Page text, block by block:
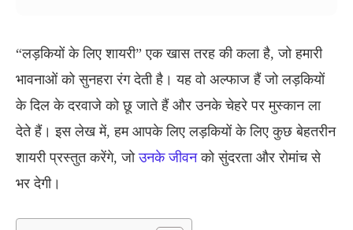
“लड़कियों के लिए शायरी” एक खास तरह की कला है, जो हमारी
भावनाओं को सुनहरा रंग देती है। यह वो अल्फाज हैं जो लड़कियों
के दिल के दरवाजे को छू जाते हैं और उनके चेहरे पर मुस्कान ला
देते हैं। इस लेख में, हम आपके लिए लड़कियों के लिए कुछ बेहतरीन
शायरी प्रस्तुत करेंगे, जोउनके जीवनको सुंदरता और रोमांच से
भर देगी।